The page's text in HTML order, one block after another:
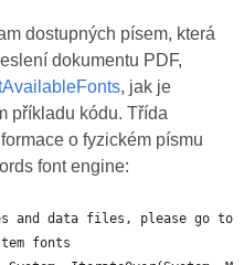
dostupných písem, která
dokumentu PDF,
, jak je
příkladu kódu. Třída
o fyzickém písmu
font engine:
and data files, please go to
fonts